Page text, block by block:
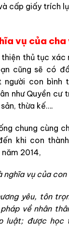
cấp giấy trích
vụ của
thủ tục xác
cũng sẽ có
người con bình
như Quyền cư
thừa kế….
chung cùng
khi con
2014,
nghĩa vụ của con
yêu, tôn
về nhân
luật; được học